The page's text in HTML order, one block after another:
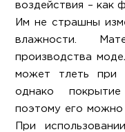
воздействия – как
Им не страшны
влажности.
производства
может тлеть при
однако покрытие
поэтому его можно
При